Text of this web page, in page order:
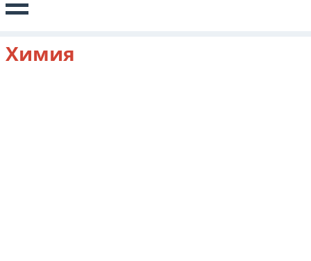
Химия